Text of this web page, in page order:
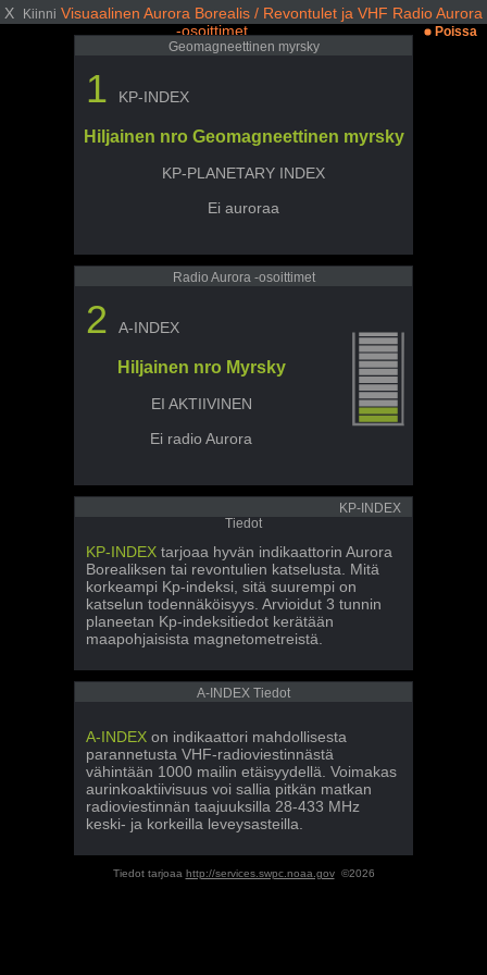
X Kiinni Visuaalinen Aurora Borealis / Revontulet ja VHF Radio Aurora
-osoittimet
Poissa
Geomagneettinen myrsky
1 KP-INDEX
Hiljainen nro Geomagneettinen myrsky
KP-PLANETARY INDEX
Ei auroraa
Radio Aurora -osoittimet
2 A-INDEX
Hiljainen nro Myrsky
EI AKTIIVINEN
Ei radio Aurora
KP-INDEX
Tiedot
KP-INDEX tarjoaa hyvän indikaattorin Aurora
Borealiksen tai revontulien katselusta. Mitä
korkeampi Kp-indeksi, sitä suurempi on
katselun todennäköisyys. Arvioidut 3 tunnin
planeetan Kp-indeksitiedot kerätään
maapohjaisista magnetometreistä.
A-INDEX Tiedot
A-INDEX on indikaattori mahdollisesta
parannetusta VHF-radioviestinnästä
vähintään 1000 mailin etäisyydellä. Voimakas
aurinkoaktiivisuus voi sallia pitkän matkan
radioviestinnän taajuuksilla 28-433 MHz
keski- ja korkeilla leveysasteilla.
Tiedot tarjoaa http://services.swpc.noaa.gov©2026